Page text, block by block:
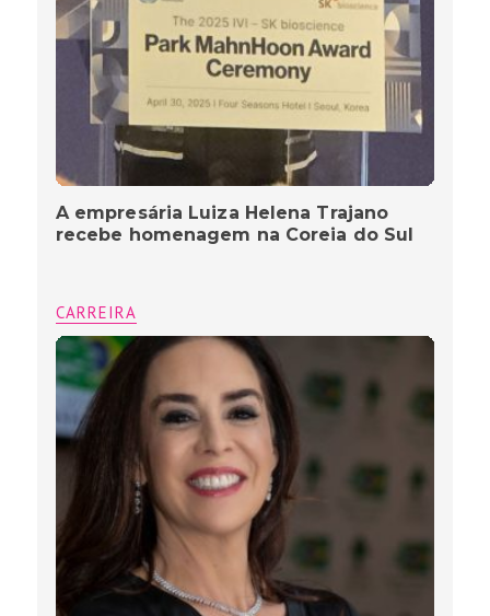
A empresária Luiza Helena Trajano
recebe homenagem na Coreia do Sul
CARREIRA